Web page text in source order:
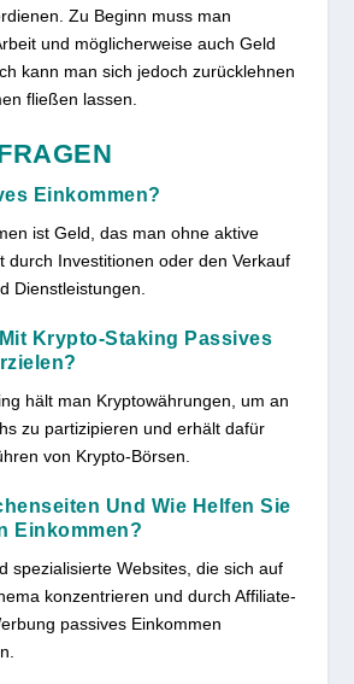
Zu Beginn muss man
und möglicherweise auch Geld
kann man sich jedoch zurücklehnen
fließen lassen.
Einkommen?
ist Geld, das man ohne aktive
durch Investitionen oder den Verkauf
Dienstleistungen.
Krypto-Staking Passives
hält man Kryptowährungen, um an
zu partizipieren und erhält dafür
von Krypto-Börsen.
Und Wie Helfen Sie
Einkommen?
spezialisierte Websites, die sich auf
konzentrieren und durch Affiliate-
passives Einkommen